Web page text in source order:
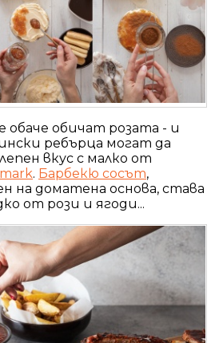
обичат розата - и
ребърца могат да
вкус с малко от
mark. Барбекю сосът,
на доматена основа, става
от рози и ягоди...